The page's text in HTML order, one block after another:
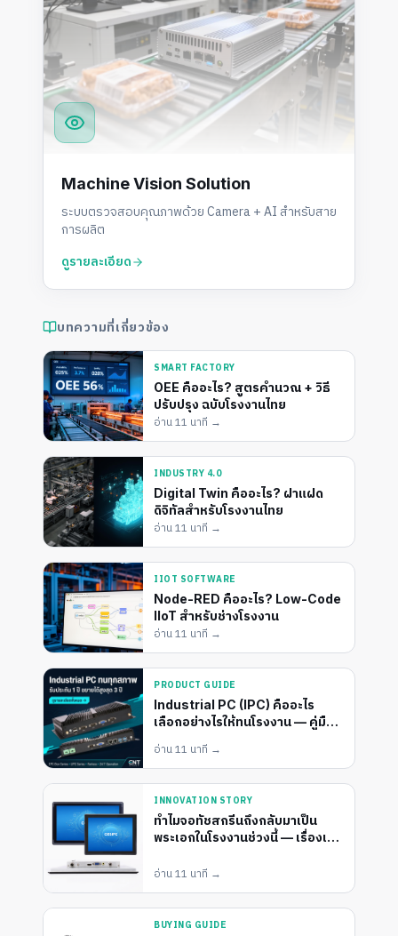
Machine Vision Solution
ระบบตรวจสอบคุณภาพด้วย Camera + AI สำหรับสาย
การผลิต
ดูรายละเอียด
บทความที่เกี่ยวข้อง
SMART FACTORY
OEE คืออะไร? สูตรคำนวณ + วิธี
ปรับปรุง ฉบับโรงงานไทย
อ่าน11 นาที →
INDUSTRY 4.0
Digital Twin คืออะไร? ฝาแฝด
ดิจิทัลสำหรับโรงงานไทย
อ่าน11 นาที →
IIOT SOFTWARE
Node-RED คืออะไร? Low-Code
IIoT สำหรับช่างโรงงาน
อ่าน11 นาที →
PRODUCT GUIDE
Industrial PC (IPC) คืออะไร
เลือกอย่างไรให้ทนโรงงาน — คู่มือ
อ่าน11 นาที →
INNOVATION STORY
ทำไมจอทัชสกรีนถึงกลับมาเป็น
พระเอกในโรงงานช่วงนี้ — เรื่องเล่า
อ่าน11 นาที →
BUYING GUIDE